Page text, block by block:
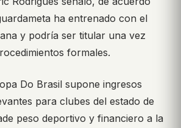
ha entrenado con el
y podría ser titular una vez
formales.
Do Brasil supone ingresos
para clubes del estado de
peso deportivo y financiero a la